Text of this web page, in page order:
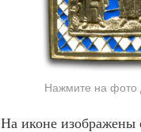
Нажмите на фото
На иконе